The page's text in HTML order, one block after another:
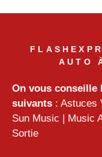
AUTO
On vous conseille
suivants : Astuces
Sun Music | Music
Sortie